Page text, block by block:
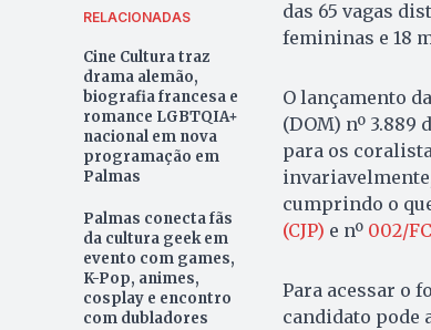
RELACIONADAS
Cine Cultura traz
drama alemão,
biografia francesa e
romance LGBTQIA+
nacional em nova
programação em
Palmas
Palmas conecta fãs
da cultura geek em
evento com games,
K-Pop, animes,
cosplay e encontro
com dubladores
das 65 vagas
femininas e 18
O lançamento
(DOM) nº 3.889
para os
cumprindo o
(CJP) e nº 002/
Para acessar o
candidato pode